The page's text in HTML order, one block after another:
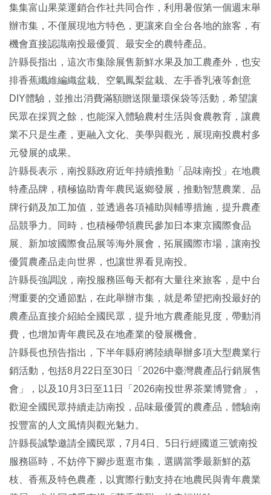
集集富山果菜運銷合作社共同合作，利用暑假第一個週末舉
辦市集，不僅展現地方特色，更讓來自全台各地的旅客，有
機會直接認識南投最優質、最安全的農特產品。
許縣長指出，這次市集除展售新鮮水果及加工農產外，也安
排香蕉纖維編織盆栽、空氣鳳梨盆栽、左手香乳液等創意
DIY體驗，並推出消費滿額贈送限量環保袋等活動，希望讓
民眾在採買之餘，也能深入體驗農村生活與食農教育，讓農
業不只是生產，更融入文化、美學與觀光，展現南投農村多
元發展的成果。
許縣長表示，南投縣政府近年持續推動「品味南投」在地農
特產品牌，積極協助青年農民返鄉發展，推動智慧農業、品
牌行銷及加工加值，並透過各項補助與輔導措施，提升農產
品競爭力。同時，也積極帶領農民參加日本東京國際食品
展、新加坡國際食品展等海外展會，拓展國際市場，讓南投
優質農產品走向世界，也讓世界看見南投。
許縣長強調說，南投服務區每天都有大量往來旅客，是中台
灣重要的交通節點，在此舉辦市集，就是希望把南投最好的
農產品直接介紹給全國民眾，提升地方農產能見度，帶動消
費，也增加青年農民及在地產業的發展機會。
許縣長也預告指出，下半年縣府將陸續舉辦多項大型農業行
銷活動，包括8月22日至30日「2026中臺灣農產品行銷展售
會」，以及10月3日至11日「2026南投世界茶業博覽會」，
歡迎全國民眾持續走訪南投，品味最優質的農產品，體驗南
投豐富的人文風情與觀光魅力。
許縣長誠摯邀請全國民眾，7月4日、5日行經國道三號南投
服務區時，不妨停下腳步逛逛市集，選購當季最新鮮的荔
枝、香蕉及特色農產，以實際行動支持在地農民與青年農業